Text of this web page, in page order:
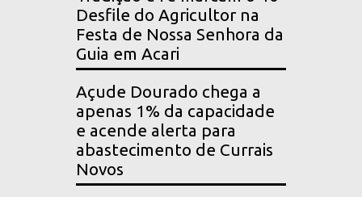
Desfile do Agricultor na
Festa de Nossa Senhora da
Guia em Acari
Açude Dourado chega a
apenas 1% da capacidade
e acende alerta para
abastecimento de Currais
Novos